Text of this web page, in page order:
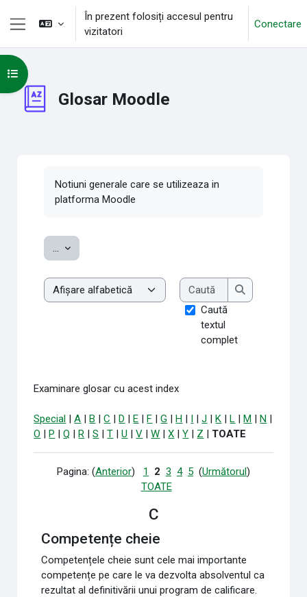
Sari la conţinutul principal
Panou lateral
În prezent folosiți accesul pentru
vizitatori
Conectare
Glosar Moodle
Deschide Indexul cursului
Notiuni generale care se utilizeaza in
platforma Moodle
... Exportați noțiuni
Examinare glosar cu acest index
Caută
Caută
Caută
textul
complet
Examinare glosar cu acest index
Special |A |B |C |D |E |F |G |H | I |J |K |L |M |N |
O |P |Q |R |S |T |U |V |W |X |Y | Z | TOATE
Pagina: (Anterior) 1 2 3 4 5 (Următorul)
TOATE
C
Competențe cheie
Competențele cheie sunt cele mai importante
competențe pe care le va dezvolta absolventul ca
rezultat al definitivării unui program de calificare.